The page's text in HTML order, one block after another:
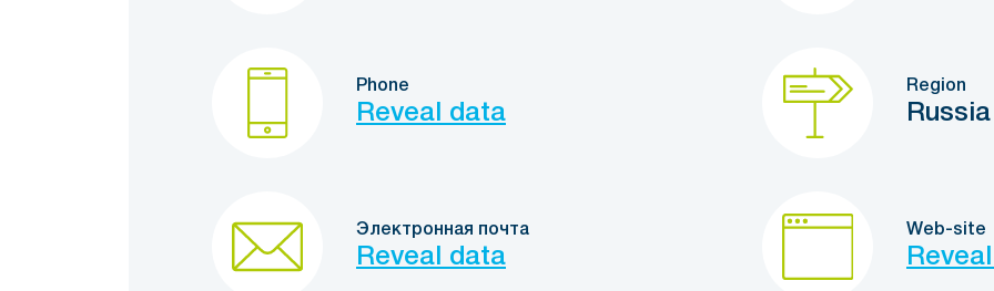
Phone
Reveal data
Region
Russia
Электронная почта
Reveal data
Web-site